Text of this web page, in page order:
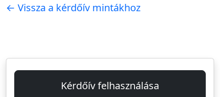
← Vissza a kérdőív mintákhoz
Kérdőív felhasználása